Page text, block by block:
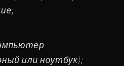
или ноутбук);